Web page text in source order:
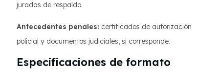
juradas de respaldo.
Antecedentes penales: certificados de autorización
policial y documentos judiciales, si corresponde.
Especificaciones de formato